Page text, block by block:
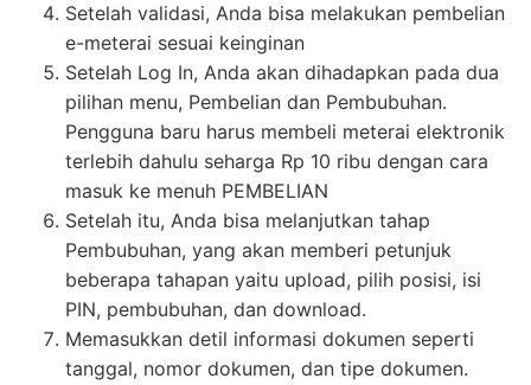
Setelah validasi, Anda bisa melakukan pembelian
e-meterai sesuai keinginan
Setelah Log In, Anda akan dihadapkan pada dua
pilihan menu, Pembelian dan Pembubuhan.
Pengguna baru harus membeli meterai elektronik
terlebih dahulu seharga Rp 10 ribu dengan cara
masuk ke menuh PEMBELIAN
Setelah itu, Anda bisa melanjutkan tahap
Pembubuhan, yang akan memberi petunjuk
beberapa tahapan yaitu upload, pilih posisi, isi
PIN, pembubuhan, dan download.
Memasukkan detil informasi dokumen seperti
tanggal, nomor dokumen, dan tipe dokumen.